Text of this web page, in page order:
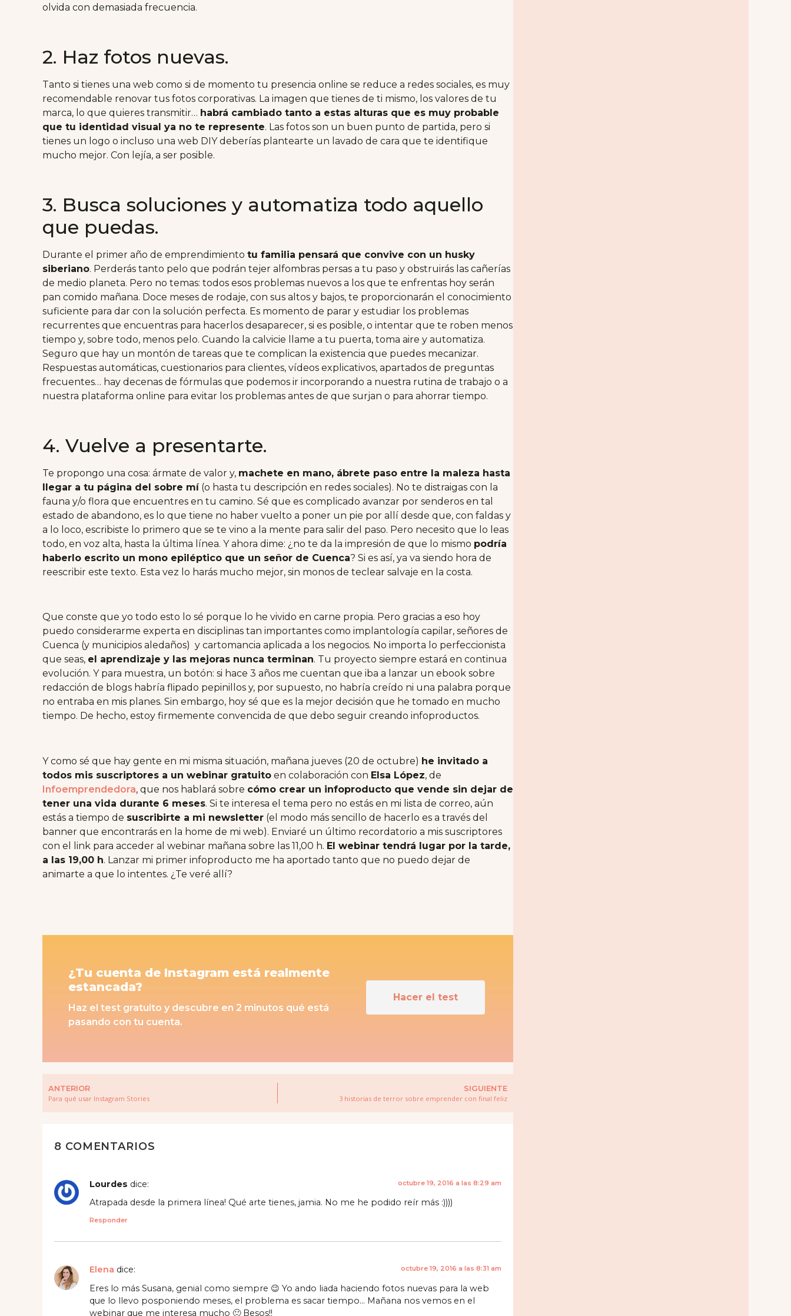
olvida con demasiada frecuencia.
2. Haz fotos nuevas.
Tanto si tienes una web como si de momento tu presencia online se reduce a redes sociales, es muy
recomendable renovar tus fotos corporativas. La imagen que tienes de ti mismo, los valores de tu
marca, lo que quieres transmitir… habrá cambiado tanto a estas alturas que es muy probable
que tu identidad visual ya no te represente. Las fotos son un buen punto de partida, pero si
tienes un logo o incluso una web DIY deberías plantearte un lavado de cara que te identifique
mucho mejor. Con lejía, a ser posible.
3. Busca soluciones y automatiza todo aquello
que puedas.
Durante el primer año de emprendimiento tu familia pensará que convive con un husky
siberiano. Perderás tanto pelo que podrán tejer alfombras persas a tu paso y obstruirás las cañerías
de medio planeta. Pero no temas: todos esos problemas nuevos a los que te enfrentas hoy serán
pan comido mañana. Doce meses de rodaje, con sus altos y bajos, te proporcionarán el conocimiento
suficiente para dar con la solución perfecta. Es momento de parar y estudiar los problemas
recurrentes que encuentras para hacerlos desaparecer, si es posible, o intentar que te roben menos
tiempo y, sobre todo, menos pelo. Cuando la calvicie llame a tu puerta, toma aire y automatiza.
Seguro que hay un montón de tareas que te complican la existencia que puedes mecanizar.
Respuestas automáticas, cuestionarios para clientes, vídeos explicativos, apartados de preguntas
frecuentes… hay decenas de fórmulas que podemos ir incorporando a nuestra rutina de trabajo o a
nuestra plataforma online para evitar los problemas antes de que surjan o para ahorrar tiempo.
4. Vuelve a presentarte.
Te propongo una cosa: ármate de valor y, machete en mano, ábrete paso entre la maleza hasta
llegar a tu página del sobre mí(o hasta tu descripción en redes sociales). No te distraigas con la
fauna y/o flora que encuentres en tu camino. Sé que es complicado avanzar por senderos en tal
estado de abandono, es lo que tiene no haber vuelto a poner un pie por allí desde que, con faldas y
a lo loco, escribiste lo primero que se te vino a la mente para salir del paso. Pero necesito que lo leas
todo, en voz alta, hasta la última línea. Y ahora dime: ¿no te da la impresión de que lo mismo podría
haberlo escrito un mono epiléptico que un señor de Cuenca? Si es así, ya va siendo hora de
reescribir este texto. Esta vez lo harás mucho mejor, sin monos de teclear salvaje en la costa.
Que conste que yo todo esto lo sé porque lo he vivido en carne propia. Pero gracias a eso hoy
puedo considerarme experta en disciplinas tan importantes como implantología capilar, señores de
Cuenca (y municipios aledaños) y cartomancia aplicada a los negocios. No importa lo perfeccionista
que seas, el aprendizaje y las mejoras nunca terminan. Tu proyecto siempre estará en continua
evolución. Y para muestra, un botón: si hace 3 años me cuentan que iba a lanzar un ebook sobre
redacción de blogs habría flipado pepinillos y, por supuesto, no habría creído ni una palabra porque
no entraba en mis planes. Sin embargo, hoy sé que es la mejor decisión que he tomado en mucho
tiempo. De hecho, estoy firmemente convencida de que debo seguir creando infoproductos.
Y como sé que hay gente en mi misma situación, mañana jueves (20 de octubre) he invitado a
todos mis suscriptores a un webinar gratuito en colaboración con Elsa López, de
Infoemprendedora, que nos hablará sobre cómo crear un infoproducto que vende sin dejar de
tener una vida durante 6 meses. Si te interesa el tema pero no estás en mi lista de correo, aún
estás a tiempo de suscribirte a mi newsletter (el modo más sencillo de hacerlo es a través del
banner que encontrarás en la home de mi web). Enviaré un último recordatorio a mis suscriptores
con el link para acceder al webinar mañana sobre las 11,00 h. El webinar tendrá lugar por la tarde,
a las 19,00 h. Lanzar mi primer infoproducto me ha aportado tanto que no puedo dejar de
animarte a que lo intentes. ¿Te veré allí?
¿Tu cuenta de Instagram está realmente
estancada?
Haz el test gratuito y descubre en 2 minutos qué está
pasando con tu cuenta.
Hacer el test
ANTERIOR
Para qué usar Instagram Stories
SIGUIENTE
3 historias de terror sobre emprender con final feliz
8 COMENTARIOS
Lourdes dice: octubre 19, 2016 a las 8:29 am
Atrapada desde la primera línea! Qué arte tienes, jamia. No me he podido reír más :))))
Responder
Elena dice: octubre 19, 2016 a las 8:31 am
Eres lo más Susana, genial como siempre 😉 Yo ando liada haciendo fotos nuevas para la web
que lo llevo posponiendo meses, el problema es sacar tiempo… Mañana nos vemos en el
webinar que me interesa mucho 🙂 Besos!!